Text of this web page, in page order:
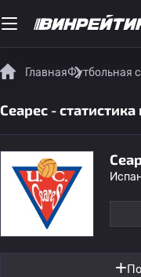
ГлавнаяФутбольная
Сеарес -